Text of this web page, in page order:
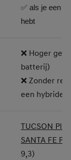
✅ als je een
hebt
❌ Hoger
batterij)
❌ Zonder
een hybride
TUCSON
SANTA FE
9,3)